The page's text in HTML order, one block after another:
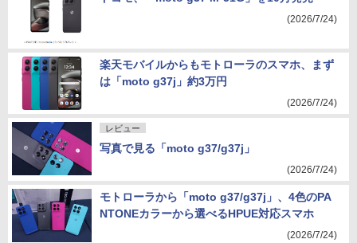
(2026/7/24)
楽天モバイルからもモトローラのスマホ、まず
は「moto g37j」約3万円
(2026/7/24)
レビュー
写真で見る「moto g37/g37j」
(2026/7/24)
モトローラから「moto g37/g37j」、4色のPA
NTONEカラーから選べるHPUE対応スマホ
(2026/7/24)